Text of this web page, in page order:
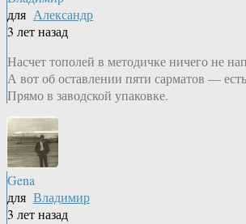
для Александр
3 лет назад
Насчет тополей в методичке ничего не
А вот об оставлении пяти сарматов —
Прямо в заводской упаковке.
Gena
для Владимир
3 лет назад